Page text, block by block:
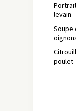
levain
Soupe
poulet